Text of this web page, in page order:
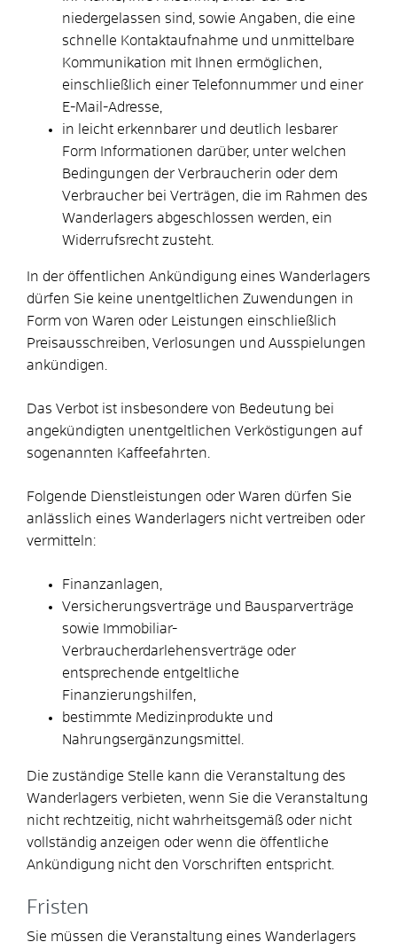
niedergelassen sind, sowie Angaben, die eine
schnelle Kontaktaufnahme und unmittelbare
Kommunikation mit Ihnen ermöglichen,
einschließlich einer Telefonnummer und einer
E-Mail-Adresse,
in leicht erkennbarer und deutlich lesbarer
Form Informationen darüber, unter welchen
Bedingungen der Verbraucherin oder dem
Verbraucher bei Verträgen, die im Rahmen des
Wanderlagers abgeschlossen werden, ein
Widerrufsrecht zusteht.
In der öffentlichen Ankündigung eines Wanderlagers
dürfen Sie keine unentgeltlichen Zuwendungen in
Form von Waren oder Leistungen einschließlich
Preisausschreiben, Verlosungen und Ausspielungen
ankündigen.
Das Verbot ist insbesondere von Bedeutung bei
angekündigten unentgeltlichen Verköstigungen auf
sogenannten Kaffeefahrten.
Folgende Dienstleistungen oder Waren dürfen Sie
anlässlich eines Wanderlagers nicht vertreiben oder
vermitteln:
Finanzanlagen,
Versicherungsverträge und Bausparverträge
sowie Immobiliar-
Verbraucherdarlehensverträge oder
entsprechende entgeltliche
Finanzierungshilfen,
bestimmte Medizinprodukte und
Nahrungsergänzungsmittel.
Die zuständige Stelle kann die Veranstaltung des
Wanderlagers verbieten, wenn Sie die Veranstaltung
nicht rechtzeitig, nicht wahrheitsgemäß oder nicht
vollständig anzeigen oder wenn die öffentliche
Ankündigung nicht den Vorschriften entspricht.
Fristen
Sie müssen die Veranstaltung eines Wanderlagers